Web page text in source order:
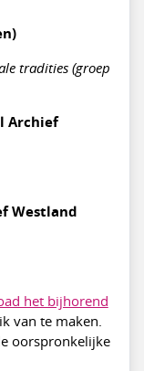
tradities (groep
Archief
Westland
het bijhorend
van te maken.
oorspronkelijke